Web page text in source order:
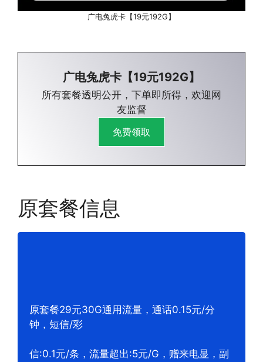
广电兔虎卡【19元192G】
广电兔虎卡【19元192G】
所有套餐透明公开，下单即所得，欢迎网
友监督
免费领取
原套餐信息
原套餐29元30G通用流量，通话0.15元/分
钟，短信/彩
信:0.1元/条，流量超出:5元/G，赠来电显，副